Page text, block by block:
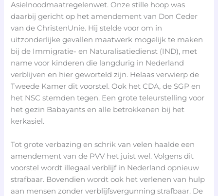
Asielnoodmaatregelenwet. Onze stille hoop was
daarbij gericht op het amendement van Don Ceder
van de ChristenUnie. Hij stelde voor om in
uitzonderlijke gevallen maatwerk mogelijk te maken
bij de Immigratie- en Naturalisatiedienst (IND), met
name voor kinderen die langdurig in Nederland
verblijven en hier geworteld zijn. Helaas verwierp de
Tweede Kamer dit voorstel. Ook het CDA, de SGP en
het NSC stemden tegen. Een grote teleurstelling voor
het gezin Babayants en alle betrokkenen bij het
kerkasiel.
Tot grote verbazing en schrik van velen haalde een
amendement van de PVV het juist wel. Volgens dit
voorstel wordt illegaal verblijf in Nederland opnieuw
strafbaar. Bovendien wordt ook het verlenen van hulp
aan mensen zonder verblijfsvergunning strafbaar. De